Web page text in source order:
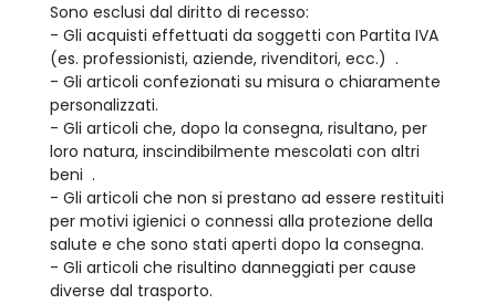
Sono esclusi dal diritto di recesso:
- Gli acquisti effettuati da soggetti con Partita IVA
(es. professionisti, aziende, rivenditori, ecc.) .
- Gli articoli confezionati su misura o chiaramente
personalizzati.
- Gli articoli che, dopo la consegna, risultano, per
loro natura, inscindibilmente mescolati con altri
beni .
- Gli articoli che non si prestano ad essere restituiti
per motivi igienici o connessi alla protezione della
salute e che sono stati aperti dopo la consegna.
- Gli articoli che risultino danneggiati per cause
diverse dal trasporto.